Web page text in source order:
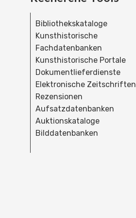
Bibliothekskataloge
Kunsthistorische
Fachdatenbanken
Kunsthistorische Portale
Dokumentlieferdienste
Elektronische Zeitschriften
Rezensionen
Aufsatzdatenbanken
Auktionskataloge
Bilddatenbanken